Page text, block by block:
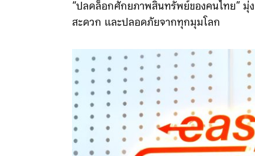
บริษัท ตั้งธนสิน จำกัด ผู้ให้บริการโรงรับจ
แพลตฟอร์มการเงินดิจิทัลเต็มรูปแบบด้วยก
สะดวก และปลอดภัยจากทุกมุมโลก